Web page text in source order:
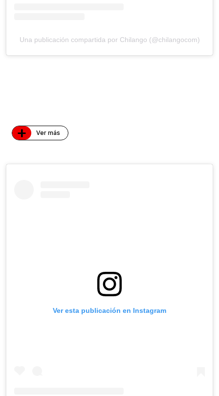
Una publicación compartida por Chilango (@chilangocom)
+ Ver más
Ver esta publicación en Instagram